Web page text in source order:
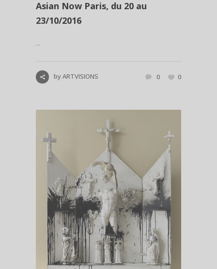
Asian Now Paris, du 20 au
23/10/2016
...
byARTVISIONS 0 0